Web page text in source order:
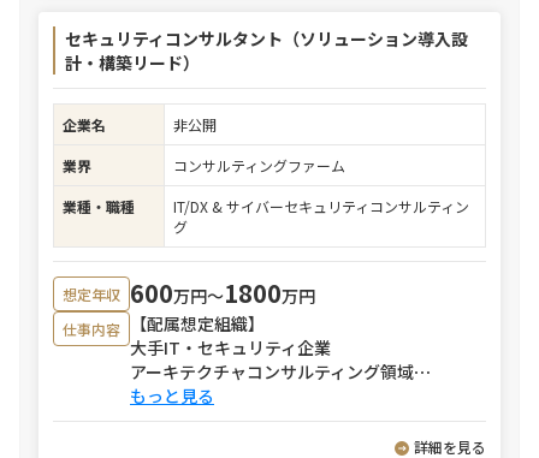
セキュリティコンサルタント（ソリューション導入設
計・構築リード）
企業名
非公開
業界
コンサルティングファーム
業種・職種
IT/DX & サイバーセキュリティコンサルティン
グ
想定年収 600万円〜1800万円
仕事内容
【配属想定組織】
大手IT・セキュリティ企業
アーキテクチャコンサルティング領域⋯
もっと見る
詳細を見る